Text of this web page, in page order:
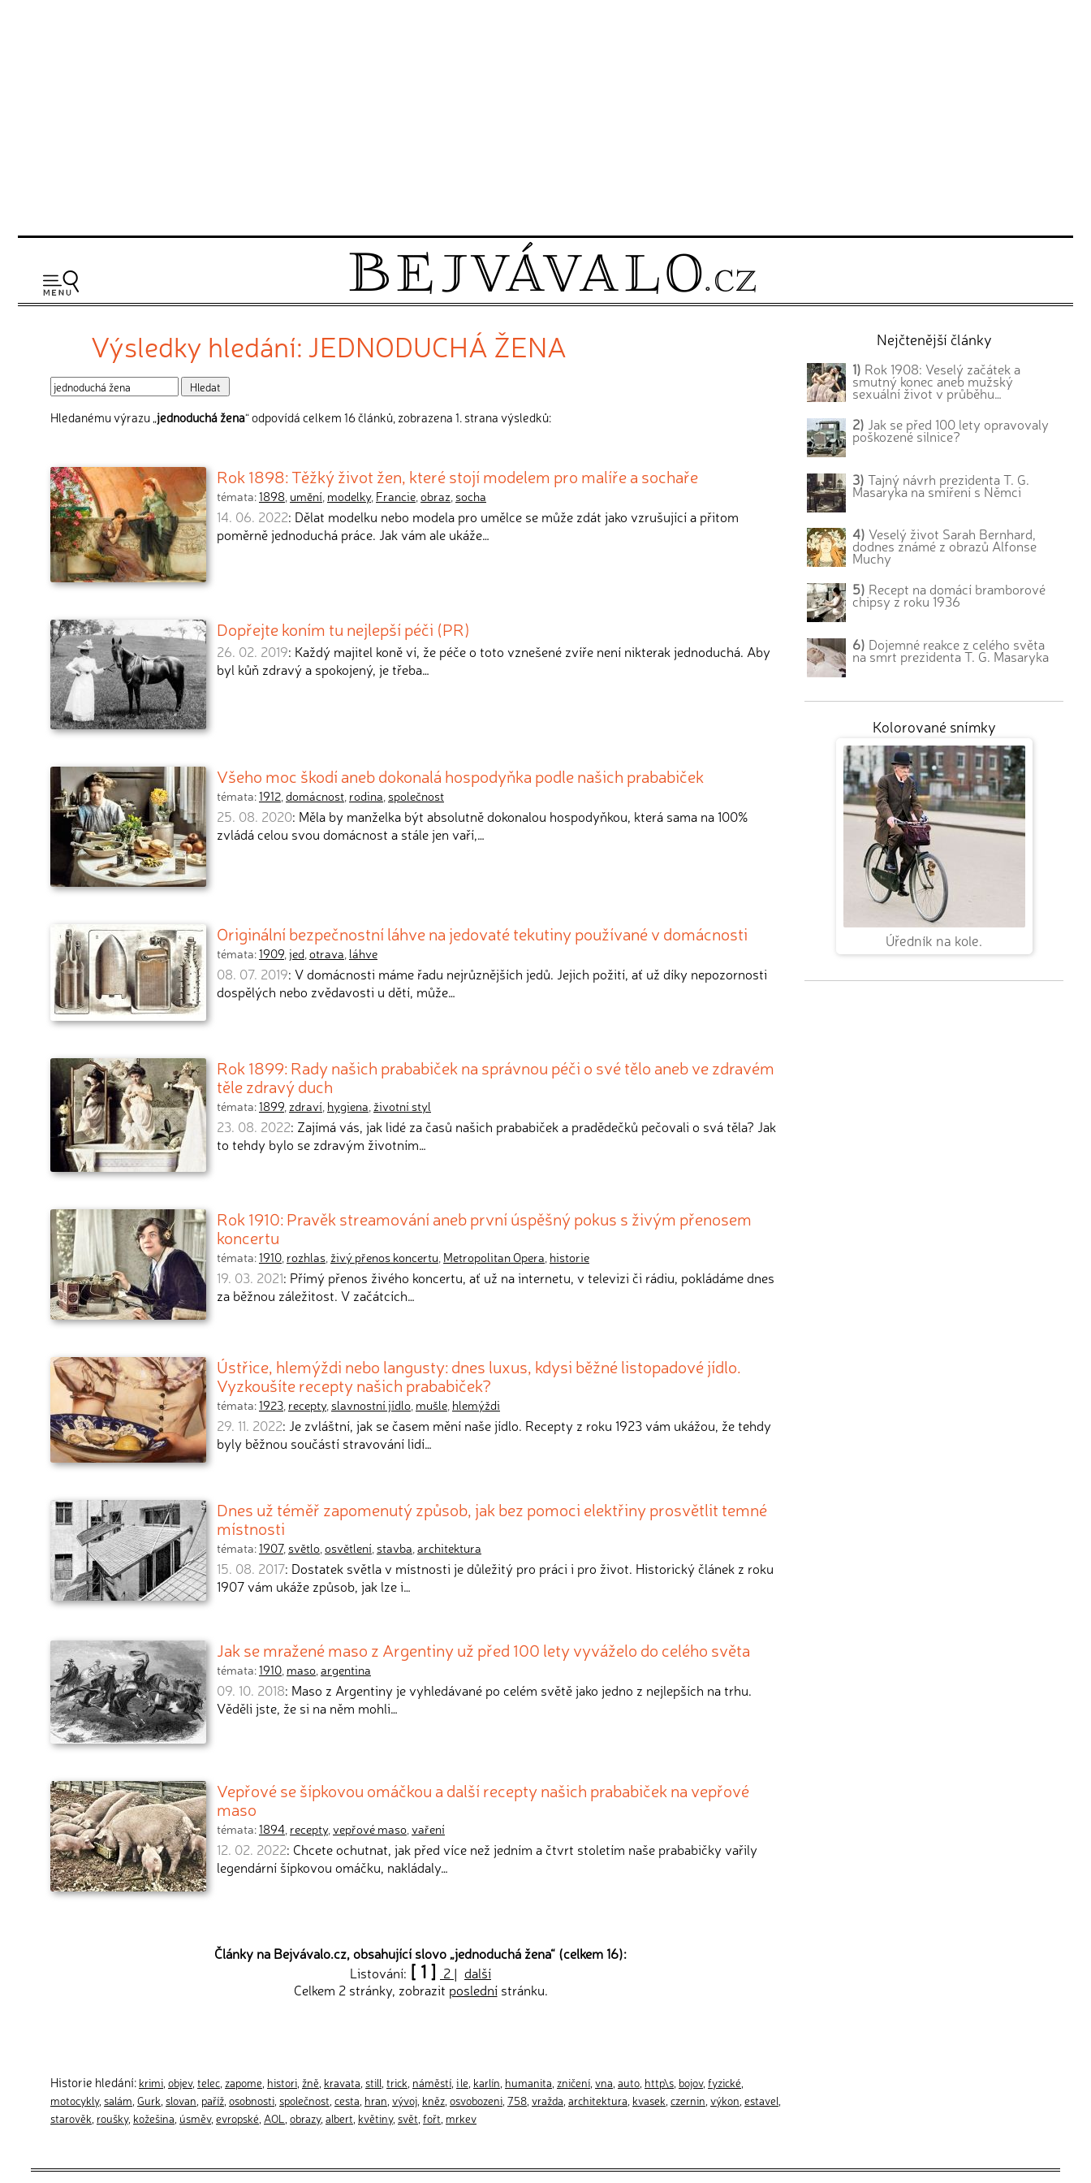
Výsledky hledání: JEDNODUCHÁ ŽENA
Hledanému výrazu „jednoduchá žena“ odpovídá celkem 16 článků, zobrazena 1. strana výsledků:
Rok 1898: Těžký život žen, které stojí modelem pro malíře a sochaře
témata:1898, umění, modelky, Francie,obraz, socha
14. 06. 2022: Dělat modelku nebo modela pro umělce se může zdát jako vzrušující a přitom
poměrně jednoduchá práce. Jak vám ale ukáže…
Dopřejte koním tu nejlepší péči (PR)
26. 02. 2019: Každý majitel koně ví, že péče o toto vznešené zvíře není nikterak jednoduchá. Aby
byl kůň zdravý a spokojený, je třeba…
Všeho moc škodí aneb dokonalá hospodyňka podle našich prababiček
témata:1912,domácnost, rodina, společnost
25. 08. 2020: Měla by manželka být absolutně dokonalou hospodyňkou, která sama na 100%
zvládá celou svou domácnost a stále jen vaří,…
Originální bezpečnostní láhve na jedovaté tekutiny používané v domácnosti
témata:1909,jed,otrava, láhve
08. 07. 2019: V domácnosti máme řadu nejrůznějších jedů. Jejich požití, ať už díky nepozornosti
dospělých nebo zvědavosti u dětí, může…
Rok 1899: Rady našich prababiček na správnou péči o své tělo aneb ve zdravém
těle zdravý duch
témata:1899, zdraví, hygiena, životní styl
23. 08. 2022: Zajímá vás, jak lidé za časů našich prababiček a pradědečků pečovali o svá těla? Jak
to tehdy bylo se zdravým životním…
Rok 1910: Pravěk streamování aneb první úspěšný pokus s živým přenosem
koncertu
témata:1910, rozhlas, živý přenos koncertu, Metropolitan Opera, historie
19. 03. 2021: Přímý přenos živého koncertu, ať už na internetu, v televizi či rádiu, pokládáme dnes
za běžnou záležitost. V začátcích…
Ústřice, hlemýždi nebo langusty: dnes luxus, kdysi běžné listopadové jídlo.
Vyzkoušíte recepty našich prababiček?
témata:1923, recepty, slavnostní jídlo, mušle, hlemýždi
29. 11. 2022: Je zvláštní, jak se časem mění naše jídlo. Recepty z roku 1923 vám ukážou, že tehdy
byly běžnou součástí stravování lidí…
Dnes už téměř zapomenutý způsob, jak bez pomoci elektřiny prosvětlit temné
místnosti
témata:1907, světlo,osvětlení, stavba,architektura
15. 08. 2017: Dostatek světla v místnosti je důležitý pro práci i pro život. Historický článek z roku
1907 vám ukáže způsob, jak lze i…
Jak se mražené maso z Argentiny už před 100 lety vyváželo do celého světa
témata:1910, maso,argentina
09. 10. 2018: Maso z Argentiny je vyhledávané po celém světě jako jedno z nejlepších na trhu.
Věděli jste, že si na něm mohli…
Vepřové se šípkovou omáčkou a další recepty našich prababiček na vepřové
maso
témata:1894, recepty,vepřové maso,vaření
12. 02. 2022: Chcete ochutnat, jak před více než jedním a čtvrt stoletím naše prababičky vařily
legendární šípkovou omáčku, nakládaly…
Články na Bejvávalo.cz, obsahující slovo „jednoduchá žena“ (celkem 16):
Listování: [ 1 ] 2 | další
Celkem 2 stránky, zobrazit poslednístránku.
Historie hledání: krimi objev, telec zapome histori žně kravata still trick náměstí i le karlín humanita zničení vna auto http\s bojov, fyzické
motocykly, salám Gurk slovan paříž osobnosti společnost cesta hran vývoj kněz osvobozeni 758 vražda architektura kvasek czernin výkon estavel
starověk roušky, kožešina úsměv, evropské AOL obrazy, albert květiny, svět fořt mrkev
Nejčtenější články
1) Rok 1908: Veselý začátek a
smutný konec aneb mužský
sexuální život v průběhu…
2) Jak se před 100 lety opravovaly
poškozené silnice?
3) Tajný návrh prezidenta T. G.
Masaryka na smíření s Němci
4) Veselý život Sarah Bernhard,
dodnes známé z obrazů Alfonse
Muchy
5) Recept na domácí bramborové
chipsy z roku 1936
6) Dojemné reakce z celého světa
na smrt prezidenta T. G. Masaryka
Kolorované snímky
Úředník na kole.